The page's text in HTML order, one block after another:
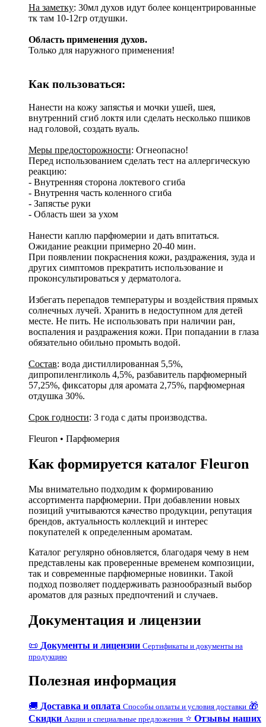
На заметку: 30мл духов идут более концентрированные
тк там 10-12гр отдушки.
Область применения духов.
Только для наружного применения!
Как пользоваться:
Нанести на кожу запястья и мочки ушей, шея,
внутренний сгиб локтя или сделать несколько пшиков
над головой, создать вуаль.
Меры предосторожности: Огнеопасно!
Перед использованием сделать тест на аллергическую
реакцию:
- Внутренняя сторона локтевого сгиба
- Внутрення часть коленного сгиба
- Запястье руки
- Область шеи за ухом
Нанести каплю парфюмерии и дать впитаться.
Ожидание реакции примерно 20-40 мин.
При появлении покраснения кожи, раздражения, зуда и
других симптомов прекратить использование и
проконсультироваться у дерматолога.
Избегать перепадов температуры и воздействия прямых
солнечных лучей. Хранить в недоступном для детей
месте. Не пить. Не использовать при наличии ран,
воспаления и раздражения кожи. При попадании в глаза
обязательно обильно промыть водой.
Состав: вода дистиллированная 5,5%,
дипропиленгликоль 4,5%, разбавитель парфюмерный
57,25%, фиксаторы для аромата 2,75%, парфюмерная
отдушка 30%.
Срок годности: 3 года с даты производства.
Fleuron • Парфюмерия
Как формируется каталог Fleuron
Мы внимательно подходим к формированию
ассортимента парфюмерии. При добавлении новых
позиций учитываются качество продукции, репутация
брендов, актуальность коллекций и интерес
покупателей к определенным ароматам.
Каталог регулярно обновляется, благодаря чему в нем
представлены как проверенные временем композиции,
так и современные парфюмерные новинки. Такой
подход позволяет поддерживать разнообразный выбор
ароматов для разных предпочтений и случаев.
Документация и лицензии
📜 Документы и лицензии Сертификаты и документы на
продукцию
Полезная информация
🚚 Доставка и оплата Способы оплаты и условия доставки 🎁
Скидки Акции и специальные предложения ⭐ Отзывы наших